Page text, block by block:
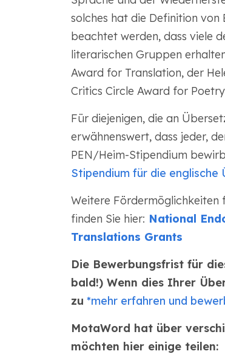
solches hat die Definition
beachtet werden, dass viele
literarischen Gruppen
Award for Translation, der
Critics Circle Award for
Für diejenigen, die an
erwähnenswert, dass jeder,
PEN/Heim-Stipendium
Stipendium für die
Weitere Fördermöglichkeiten
finden Sie hier: National
Translations Grants
Die Bewerbungsfrist für
bald!) Wenn dies Ihrer
zu *mehr erfahren und
MotaWord hat über
möchten hier einige teilen: